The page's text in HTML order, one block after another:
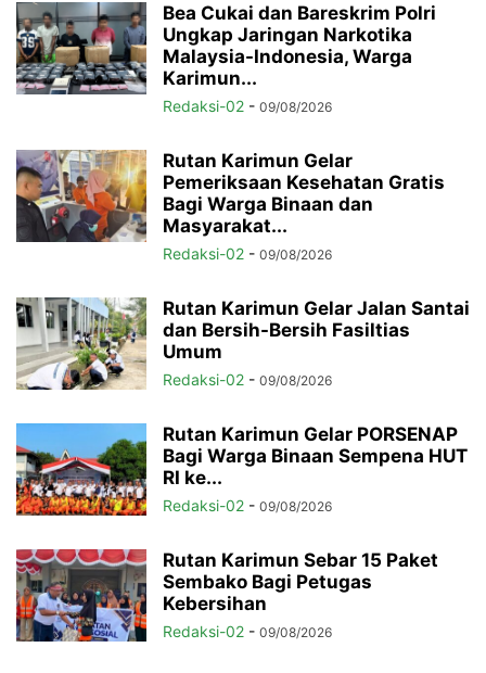
Bea Cukai dan Bareskrim Polri
Ungkap Jaringan Narkotika
Malaysia-Indonesia, Warga
Karimun...
Redaksi-02 - 09/08/2026
Rutan Karimun Gelar
Pemeriksaan Kesehatan Gratis
Bagi Warga Binaan dan
Masyarakat...
Redaksi-02 - 09/08/2026
Rutan Karimun Gelar Jalan Santai
dan Bersih-Bersih Fasiltias
Umum
Redaksi-02 - 09/08/2026
Rutan Karimun Gelar PORSENAP
Bagi Warga Binaan Sempena HUT
RI ke...
Redaksi-02 - 09/08/2026
Rutan Karimun Sebar 15 Paket
Sembako Bagi Petugas
Kebersihan
Redaksi-02 - 09/08/2026